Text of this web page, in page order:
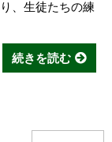
、生徒たちの練
続きを読む